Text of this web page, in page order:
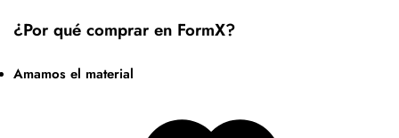
¿Por qué comprar en FormX?
Amamos el material